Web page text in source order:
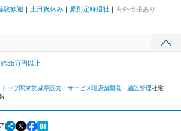
験歓迎 土日祝休み 原則定時退社
海外出張あり
35万円以上
ップ関東茨城県販売・サービス職店舗開発・施設管理社宅・